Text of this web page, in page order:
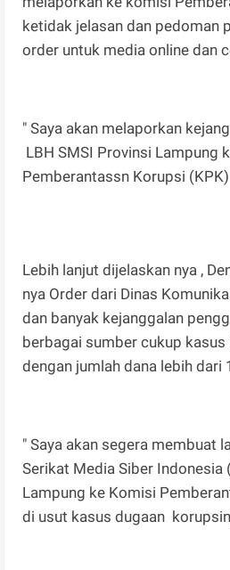
ketidak jelasan dan pedoman
order untuk media online dan
" Saya akan melaporkan
LBH SMSI Provinsi Lampung
Pemberantassn Korupsi
Lebih lanjut dijelaskan nya ,
nya Order dari Dinas
dan banyak kejanggalan
berbagai sumber cukup kasus
dengan jumlah dana lebih dari
" Saya akan segera membuat
Serikat Media Siber Indonesia
Lampung ke Komisi
di usut kasus dugaan